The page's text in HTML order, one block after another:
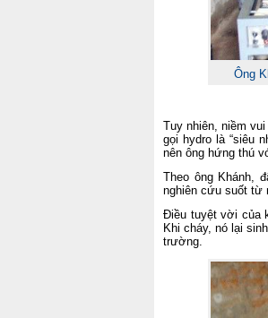
Ông
Tuy nhiên, niềm
gọi hydro là “siêu
nên ông hứng thú
Theo ông Khánh,
nghiên cứu suốt từ
Điều tuyệt vời của
Khi cháy, nó lại
trường.